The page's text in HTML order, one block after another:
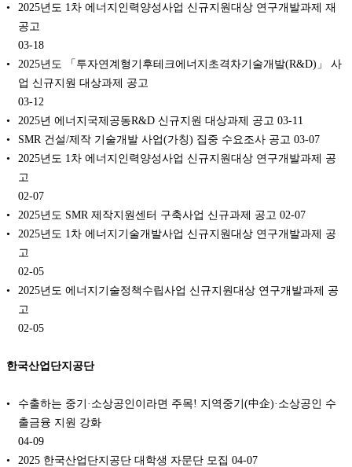
2025년도 1차 에너지인력양성사업 신규지원대상 연구개발과제 재
공고
03-18
2025년도 「투자연계형기후테크에너지초격차기술개발(R&D)」 사
업 신규지원 대상과제 공고
03-12
2025년 에너지국제공동R&D 신규지원 대상과제 공고 03-11
SMR 건설/제작 기술개발 사업(가칭) 집중 수요조사 공고 03-07
2025년도 1차 에너지인력양성사업 신규지원대상 연구개발과제 공
고
02-07
2025년도 SMR 제작지원센터 구축사업 신규과제 공고 02-07
2025년도 1차 에너지기술개발사업 신규지원대상 연구개발과제 공
고
02-05
2025년도 에너지기술정책수립사업 신규지원대상 연구개발과제 공
고
02-05
한국산업단지공단
수출하는 중기·소상공인이라면 주목! 지역중기(中企)·소상공인 수
출금융 지원 강화
04-09
2025 한국산업단지공단 대학생 자문단 모집 04-07